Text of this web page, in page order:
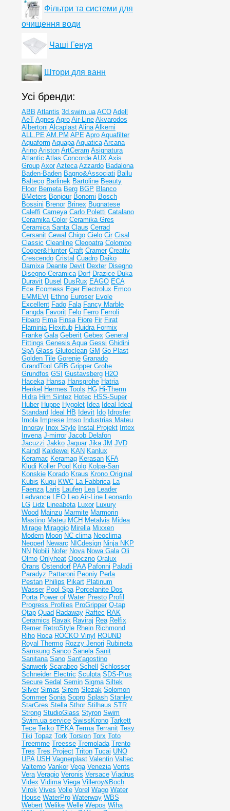
Фільтри та системи для
очищення води
Чаші Генуя
Штори для ванн
Усі бренди:
ABB Atlantis 3d.swim.ua ACO Adell
AeT Agnes Agro Air-Line Akvarodos
Albertoni Alcaplast Alina Alkemi
ALL.PE AM.PM APE Apro Aquafilter
Aquaform Aquapa Aquatica Arcana
Arino Ariston ArtCeram Asignatura
Atlantic Atlas Concorde AUX Axis
Group Axor Azteca Azzardo Badalona
Baden-Baden Bagno&Associati Ballu
Balteco Barlinek Bartoline Beauty
Floor Bemeta Berg BGP Blanco
BMeters Bonjour Bonomi Bosch
Bossini Brenor Brinex Bugnatese
Caleffi Cameya Carlo Poletti Catalano
Ceramika Color Ceramika Gres
Ceramiсa Santa Claus Cerrad
Cersanit Cewal Chigo Cielo Cir Cisal
Classic Cleanline Cleopatra Colombo
Cooper&Hunter Craft Cramer Creativ
Crescendo Cristal Cuadro Daiko
Damixa Deante Devit Dexter Disegno
Disegno Ceramica Dorf Drazice Duka
Duravit Dusel DusRux EAGO ECA
Ece Ecomess Eger Electrolux Emco
EMMEVI
Ethno Euroser Evole
Excellent Fado Fala Fancy Marble
Fangda Favorit Felo Ferro Ferroli
Fibaro Fima Finsa Fiore Fir Firat
Flaminia Flexitub Fluidra Formix
Franke Gala Geberit Gebex General
Fittings Genesis Aqua Gessi Ghidini
SpA Glass Glutoclean GM Go Plast
Golden Tile Gorenje Granado
GrandTool GRB Gripper Grohe
Grundfos GSI Gustavsberg H2O
Haceka Hansa Hansgrohe Hatria
Henkel Hermes Tools HG Hi-Therm
Hidra Him Sintez Hotec HSS-Super
Huber Huppe Hygolet Idea Ideal
Ideal
Standard Ideal НВ Idevit Ido Idrosfer
Imola Imprese Imso Industrias Mateu
Innoray Inox Style Instal Projekt Intex
Invena J-mirror Jacob Delafon
Jacuzzi Jakko Jaquar Jika JM JVD
Kaindl
Kaldewei KAN Kanlux
Keramac Keramag Kerasan KFA
Kludi Koller Pool Kolo Kolpa-San
Konskie Korado Kraus Krono Original
Kubis Kugu KWC La Fabbrica La
Faenza Laris Laufen Lea Leader
Ledvance LEO Leo Air-Line Leonardo
LG Lidz Lineabeta Luxor Luxury
Wood Mainzu Marmite Marmorin
Mastino Mateu MCH Metalvis Midea
Mirage Miraggio Mirella Mixxen
Modern Moon NC clima Neoclima
Neoperl Newarc NICdesign Ninja NKP
NN Nobili Nofer Nova Nowa Gala Oli
Olmo Onlyheat Opoczno Oralux
Orans Ostendorf PAA Pafonni Paladii
Paradyz Pattaroni Peoniy Perla
Pestan Philips Pikart Platinum
Wasser Pool Spa Porcelanite Dos
Porta Power of Water Presto Profil
Progress Profiles ProGripper Q-tap
Qtap Quad Radaway Raftec RAK
Ceramics Ravak Raviraj Rea Relfix
Remer RetroStyle Rhein Richmond
Riho Roca ROCKO Vinyl ROUND
Royal Thermo Rozzy Jenori Rubineta
Samsung Sanco Sanela Sanit
Sanitana Sano Sant'agostino
Sanwerk Scarabeo Schell
Schlosser
Schneider Electric Sculpta SDS-Plus
Secure Sedal Semin Sigma Siltek
Silver Simas Sirem Slezak Solomon
Sommer Sonia Sopro Splash Stanley
StarGres Stella Sthor Stilhaus STR
Strong StudioGlass Styron Swim
Swim.ua service SwissKrono Tarkett
Tece Teiko TEKA Terma Terranit Tesy
Tiki Topaz Tork Torsion Torx Toto
Treemme Treesse Tremolada Trento
Tres Tres Project Triton Tucai UNO
UPA USH Vagnerplast Valentin Valtec
Valtemo Vankor Vega Venezia Vents
Vera Veragio Veronis Versace Viadrus
Videx Vidima Viega Villeroy&Boch
Virok Vives Volle Vorel Wago Water
House WaterPro Waterway WBS
Webert Welike Welle Wepos Wiha